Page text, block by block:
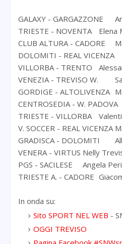
GALAXY - GARGAZZONE
TRIESTE - NOVENTA
Elena
CLUB ALTURA - CADORE
DOLOMITI - REAL VICENZA
VILLORBA - TRENTO
VENEZIA - TREVISO W.
GORDIGE - ALTOLIVENZA
CENTROSEDIA - W. PADOVA
TRIESTE - VILLORBA
V. SOCCER - REAL VICENZA
GRADISCA - DOLOMITI
VENERA - VIRTUS Nelly
PGS - SACILESE
Angela
TRIESTE A. - CADORE
In onda su:
Sito SPORT NEL WEB -
OGGI TREVISO